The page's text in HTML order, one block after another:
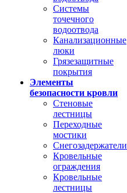
Системы
точечного
водоотвода
Канализационные
люки
Грязезащитные
покрытия
Элементы
безопасности кровли
Стеновые
лестницы
Переходные
мостики
Снегозадержатели
Кровельные
ограждения
Кровельные
лестницы